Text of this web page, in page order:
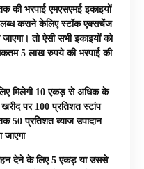
की भरपाई एमएसएमई इकाइयों
कराने केलिए स्टॉक एक्सचेंज
तो ऐसी सभी इकाइयों को
5 लाख रुपये की भरपाई की
मिलेगी 10 एकड़ से अधिक के
पर 100 प्रतिशत स्टांप
50 प्रतिशत ब्याज उपादान
देने के लिए 5 एकड़ या उससे